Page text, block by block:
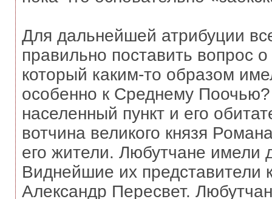
Для дальнейшей атрибуции
правильно поставить вопрос
который каким-то образом
особенно к Среднему
населенный пункт и его
вотчина великого князя
его жители. Любутчане имели
Виднейшие их представители
Александр Пересвет.